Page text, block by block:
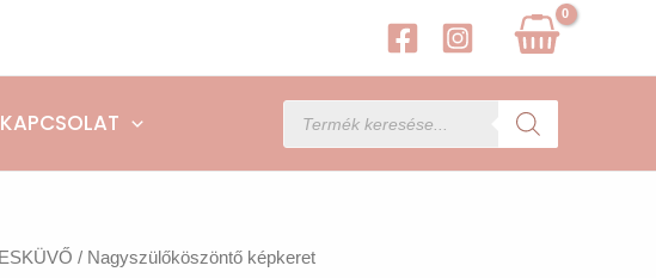
KAPCSOLAT
Products
search
ESKÜVŐ / Nagyszülőköszöntő képkeret